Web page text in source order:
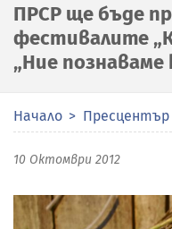
ПРСР ще бъде
фестивалите
„Ние
Начало Пресцентър
10 Октомври 2012